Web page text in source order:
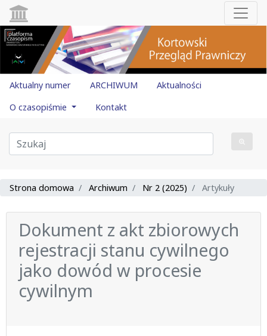
Aktualny numer ARCHIWUM
Aktualności
O czasopiśmie
Kontakt
Strona domowa Archiwum Nr 2 (2025) Artykuły
Dokument z akt zbiorowych
rejestracji stanu cywilnego
jako dowód w procesie
cywilnym